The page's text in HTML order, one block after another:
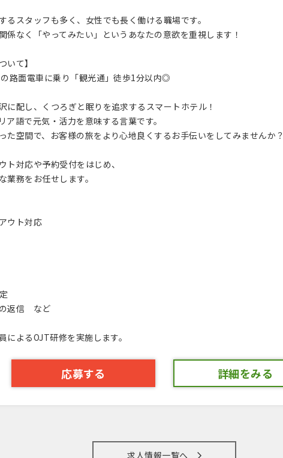
るスタッフも多く、女性でも長く働ける職場です。
係なく「やってみたい」というあなたの意欲を重視します！
いて】
路面電車に乗り「観光通」徒歩1分以内◎
に配し、くつろぎと眠りを追求するスマートホテル！
ア語で元気・活力を意味する言葉です。
た空間で、お客様の旅をより心地良くするお手伝いをしてみませんか？
ト対応や予約受付をはじめ、
業務をお任せします。
ウト対応
の返信 など
よるOJT研修を実施します。
応募する 詳細をみる
求人情報一覧へ